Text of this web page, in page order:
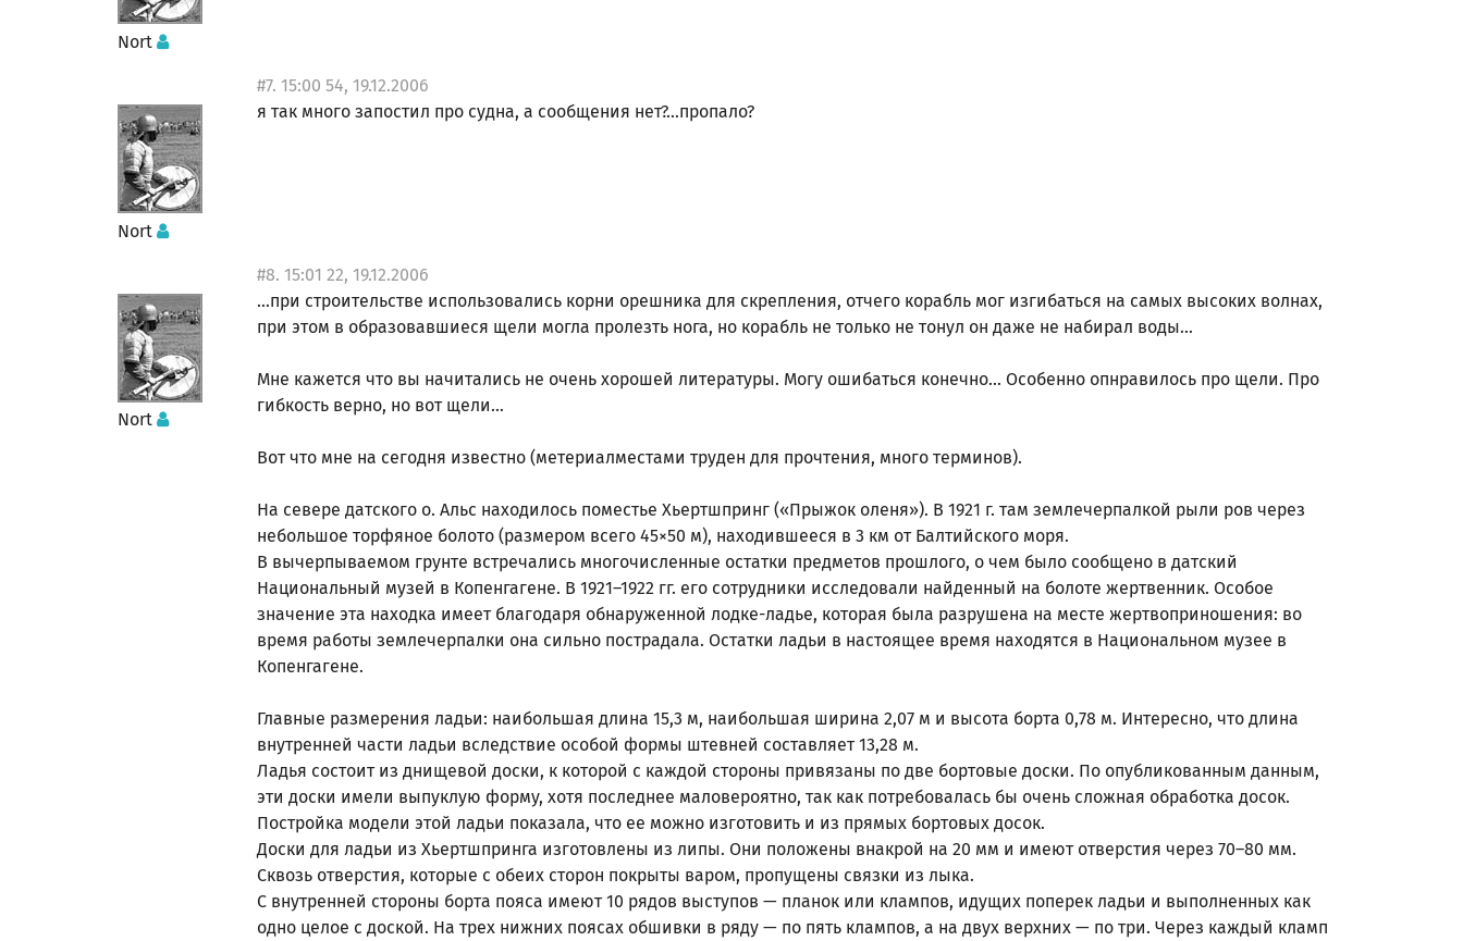
Nort
Nort
#7. 15:00 54, 19.12.2006
я так много запостил про судна, а сообщения нет?...пропало?
Nort
#8. 15:01 22, 19.12.2006
...при строительстве использовались корни орешника для скрепления, отчего корабль мог изгибаться на самых высоких волнах,
при этом в образовавшиеся щели могла пролезть нога, но корабль не только не тонул он даже не набирал воды...
Мне кажется что вы начитались не очень хорошей литературы. Могу ошибаться конечно... Особенно опнравилось про щели. Про
гибкость верно, но вот щели...
Вот что мне на сегодня известно (метериалместами труден для прочтения, много терминов).
На севере датского о. Альс находилось поместье Хьертшпринг («Прыжок оленя»). В 1921 г. там землечерпалкой рыли ров через
небольшое торфяное болото (размером всего 45×50 м), находившееся в 3 км от Балтийского моря.
В вычерпываемом грунте встречались многочисленные остатки предметов прошлого, о чем было сообщено в датский
Национальный музей в Копенгагене. В 1921–1922 гг. его сотрудники исследовали найденный на болоте жертвенник. Особое
значение эта находка имеет благодаря обнаруженной лодке-ладье, которая была разрушена на месте жертвоприношения: во
время работы землечерпалки она сильно пострадала. Остатки ладьи в настоящее время находятся в Национальном музее в
Копенгагене.
Главные размерения ладьи: наибольшая длина 15,3 м, наибольшая ширина 2,07 м и высота борта 0,78 м. Интересно, что длина
внутренней части ладьи вследствие особой формы штевней составляет 13,28 м.
Ладья состоит из днищевой доски, к которой с каждой стороны привязаны по две бортовые доски. По опубликованным данным,
эти доски имели выпуклую форму, хотя последнее маловероятно, так как потребовалась бы очень сложная обработка досок.
Постройка модели этой ладьи показала, что ее можно изготовить и из прямых бортовых досок.
Доски для ладьи из Хьертшпринга изготовлены из липы. Они положены внакрой на 20 мм и имеют отверстия через 70–80 мм.
Сквозь отверстия, которые с обеих сторон покрыты варом, пропущены связки из лыка.
С внутренней стороны борта пояса имеют 10 рядов выступов — планок или клампов, идущих поперек ладьи и выполненных как
одно целое с доской. На трех нижних поясах обшивки в ряду — по пять клампов, а на двух верхних — по три. Через каждый кламп